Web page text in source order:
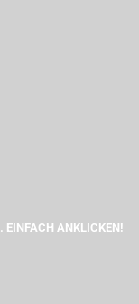
EINFACH ANKLICKEN!